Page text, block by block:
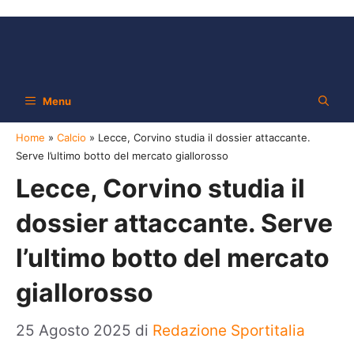
Menu
Home » Calcio » Lecce, Corvino studia il dossier attaccante.
Serve l’ultimo botto del mercato giallorosso
Lecce, Corvino studia il
dossier attaccante. Serve
l’ultimo botto del mercato
giallorosso
25 Agosto 2025 di Redazione Sportitalia